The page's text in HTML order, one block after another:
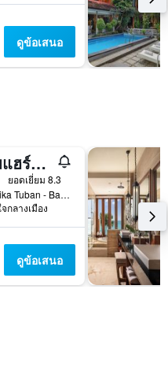
ดูข้อเสนอ
โรงแรมแฮร์ริส คูตา ตูบัน บาหลี
ยอดเยี่ยม 8.3
Jl.Dewi Sartika Tuban - Bali, Indonesia, 3, กูตา, อินโดนีเซีย
กลางเมือง
ดูข้อเสนอ